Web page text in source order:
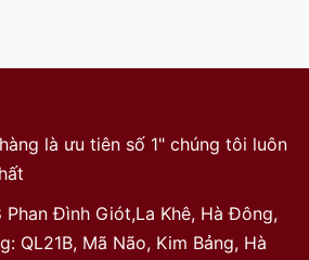
là ưu tiên số 1" chúng tôi luôn
Phan Đình Giót,La Khê, Hà Đông,
QL21B, Mã Não, Kim Bảng, Hà